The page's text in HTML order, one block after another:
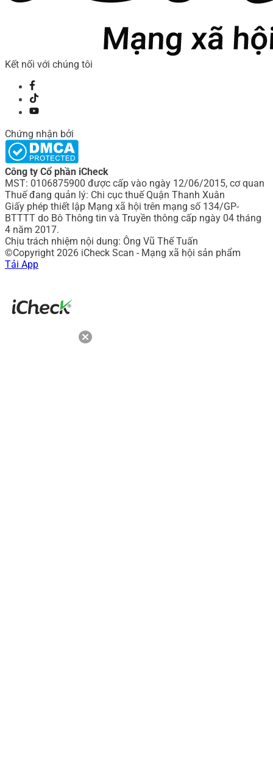
Kết nối với chúng tôi
Chứng nhận bởi
Công ty Cổ phần iCheck
MST: 0106875900 được cấp vào ngày 12/06/2015, cơ quan
Thuế đang quản lý: Chi cục thuế Quận Thanh Xuân
Giấy phép thiết lập Mạng xã hội trên mạng số 134/GP-
BTTTT do Bô Thông tin và Truyền thông cấp ngày 04 tháng
4 năm 2017.
Chịu trách nhiệm nội dung: Ông Vũ Thế Tuấn
©Copyright 2026 iCheck Scan - Mạng xã hội sản phẩm
Tải App